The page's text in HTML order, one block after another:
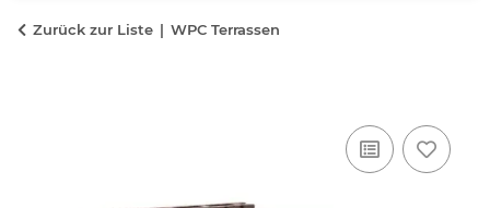
Zurück zur Liste WPC Terrassen